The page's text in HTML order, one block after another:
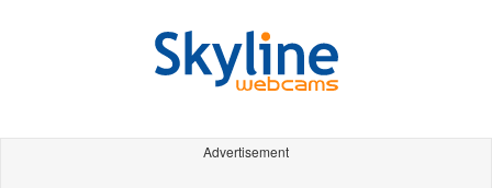
Advertisement